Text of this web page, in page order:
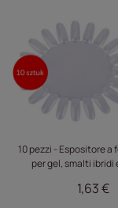
10 pezzi - Espositore a
per gel, smalti ibridi
1,63 €